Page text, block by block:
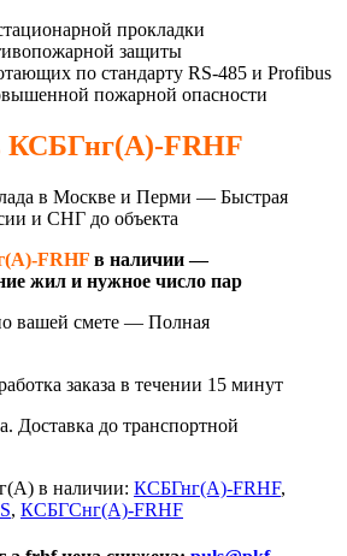
прокладки
защиты
по стандарту RS-485 и Profibus
пожарной опасности
КСБГнг(А)-FRHF
в Москве и Перми — Быстрая
и СНГ до объекта
FRHF в наличии —
жил и нужное число пар
вашей смете — Полная
заказа в течении 15 минут
Доставка до транспортной
в наличии: КСБГнг(А)-FRHF,
, КСБГСнг(А)-FRHF